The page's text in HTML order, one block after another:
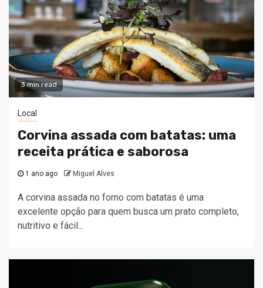
3 min read
Local
Corvina assada com batatas: uma
receita prática e saborosa
1 ano ago Miguel Alves
A corvina assada no forno com batatas é uma
excelente opção para quem busca um prato completo,
nutritivo e fácil...